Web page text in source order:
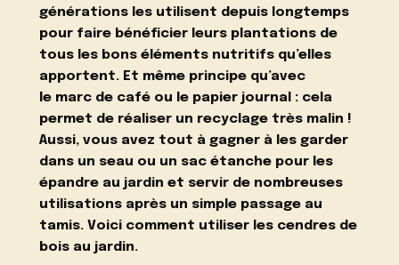
générations les utilisent depuis longtemps
pour faire bénéficier leurs plantations de
tous les bons éléments nutritifs qu’elles
apportent. Et même principe qu’avec
le marc de café ou le papier journal : cela
permet de réaliser un recyclage très malin !
Aussi, vous avez tout à gagner à les garder
dans un seau ou un sac étanche pour les
épandre au jardin et servir de nombreuses
utilisations après un simple passage au
tamis. Voici comment utiliser les cendres de
bois au jardin.